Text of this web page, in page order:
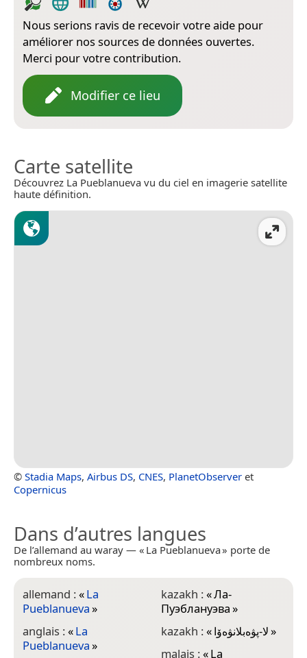
Nous serions ravis de recevoir votre aide pour
améliorer nos sources de données ouvertes.
Merci pour votre contribution.
Modifier ce lieu
Carte satellite
Découvrez La Pueblanueva vu du ciel en imagerie satellite
haute définition.
© Stadia Maps, Airbus DS, CNES, PlanetObserver et
Copernicus
Dans d’autres langues
De l’allemand au waray — « La Pueblanueva » porte de
nombreux noms.
allemand :«La
Pueblanueva»
anglais :«La
Pueblanueva»
kazakh :«Ла-
Пуэблануэва»
kazakh :«لا-پۋەبلانۋەۆا»
malais :«La